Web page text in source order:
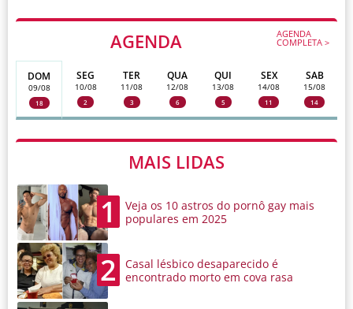
AGENDA AGENDA
COMPLETA >
DOM
09/08
18
SEG
10/08
2
TER
11/08
3
QUA
12/08
6
QUI
13/08
5
SEX
14/08
11
SAB
15/08
14
MAIS LIDAS
1
Veja os 10 astros do pornô gay mais
populares em 2025
2
Casal lésbico desaparecido é
encontrado morto em cova rasa